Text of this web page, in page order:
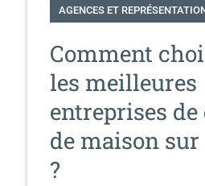
AGENCES ET
Comment
les meilleures
entreprises de
de maison sur
?